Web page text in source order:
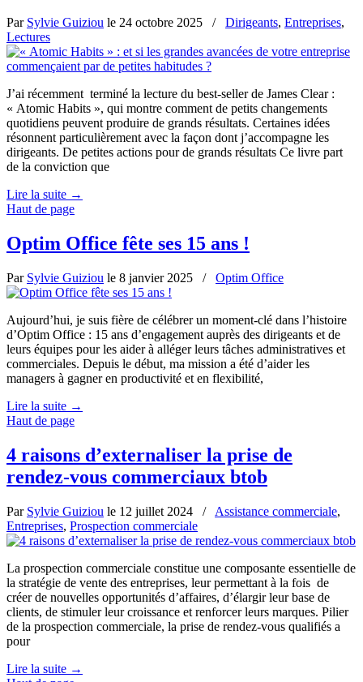
Par Sylvie Guiziou le 24 octobre 2025 / Dirigeants, Entreprises,
Lectures
J’ai récemment terminé la lecture du best-seller de James Clear :
« Atomic Habits », qui montre comment de petits changements
quotidiens peuvent produire de grands résultats. Certaines idées
résonnent particulièrement avec la façon dont j’accompagne les
dirigeants. De petites actions pour de grands résultats Ce livre part
de la conviction que
Lire la suite →
Haut de page
Optim Office fête ses 15 ans !
Par Sylvie Guiziou le 8 janvier 2025 / Optim Office
Aujourd’hui, je suis fière de célébrer un moment-clé dans l’histoire
d’Optim Office : 15 ans d’engagement auprès des dirigeants et de
leurs équipes pour les aider à alléger leurs tâches administratives et
commerciales. Depuis le début, ma mission a été d’aider les
managers à gagner en productivité et en flexibilité,
Lire la suite →
Haut de page
4 raisons d’externaliser la prise de
rendez-vous commerciaux btob
Par Sylvie Guiziou le 12 juillet 2024 / Assistance commerciale,
Entreprises, Prospection commerciale
La prospection commerciale constitue une composante essentielle de
la stratégie de vente des entreprises, leur permettant à la fois de
créer de nouvelles opportunités d’affaires, d’élargir leur base de
clients, de stimuler leur croissance et renforcer leurs marques. Pilier
de la prospection commerciale, la prise de rendez-vous qualifiés a
pour
Lire la suite →